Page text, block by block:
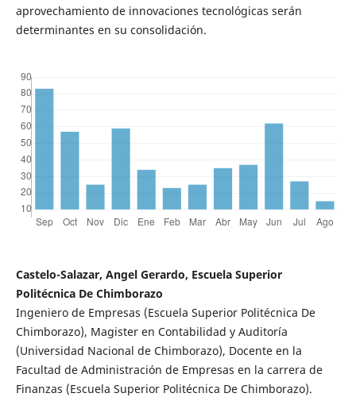
aprovechamiento de innovaciones tecnológicas serán
determinantes en su consolidación.
Castelo-Salazar, Angel Gerardo, Escuela Superior
Politécnica De Chimborazo
Ingeniero de Empresas (Escuela Superior Politécnica De
Chimborazo), Magister en Contabilidad y Auditoría
(Universidad Nacional de Chimborazo), Docente en la
Facultad de Administración de Empresas en la carrera de
Finanzas (Escuela Superior Politécnica De Chimborazo).